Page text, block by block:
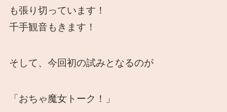
も張り切っています！
千手観音もきます！
そして、今回初の試みとなるのが
「おちゃ魔女トーク！」